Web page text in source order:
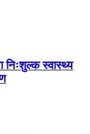
निःशुल्क स्वास्थ्य